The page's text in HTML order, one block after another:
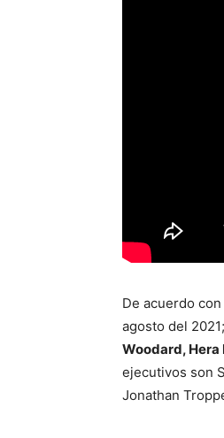
De acuerdo
agosto del
Woodard, Hera
ejecutivos son
Jonathan